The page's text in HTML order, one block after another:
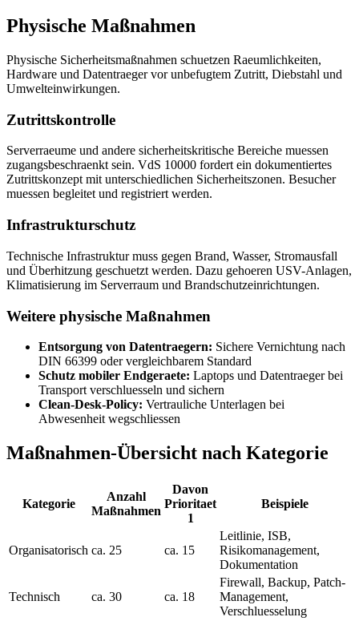
Physische Maßnahmen
Physische Sicherheitsmaßnahmen schuetzen Raeumlichkeiten,
Hardware und Datentraeger vor unbefugtem Zutritt, Diebstahl und
Umwelteinwirkungen.
Zutrittskontrolle
Serverraeume und andere sicherheitskritische Bereiche muessen
zugangsbeschraenkt sein. VdS 10000 fordert ein dokumentiertes
Zutrittskonzept mit unterschiedlichen Sicherheitszonen. Besucher
muessen begleitet und registriert werden.
Infrastrukturschutz
Technische Infrastruktur muss gegen Brand, Wasser, Stromausfall
und Überhitzung geschuetzt werden. Dazu gehoeren USV-Anlagen,
Klimatisierung im Serverraum und Brandschutzeinrichtungen.
Weitere physische Maßnahmen
Entsorgung von Datentraegern: Sichere Vernichtung nach
DIN 66399 oder vergleichbarem Standard
Schutz mobiler Endgeraete: Laptops und Datentraeger bei
Transport verschluesseln und sichern
Clean-Desk-Policy: Vertrauliche Unterlagen bei
Abwesenheit wegschliessen
Maßnahmen-Übersicht nach Kategorie
Kategorie
Anzahl
Maßnahmen
Davon
Prioritaet
1
Beispiele
Organisatorisch ca. 25 ca. 15
Leitlinie, ISB,
Risikomanagement,
Dokumentation
Technisch ca. 30 ca. 18
Firewall, Backup, Patch-
Management,
Verschluesselung